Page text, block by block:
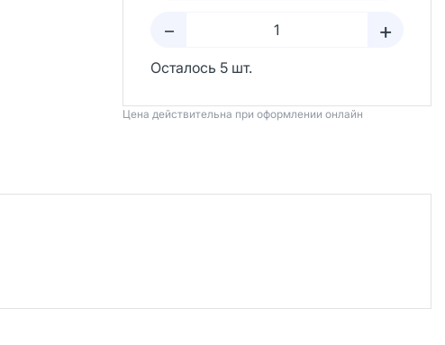
– +
Осталось 5 шт.
Цена действительна при оформлении онлайн